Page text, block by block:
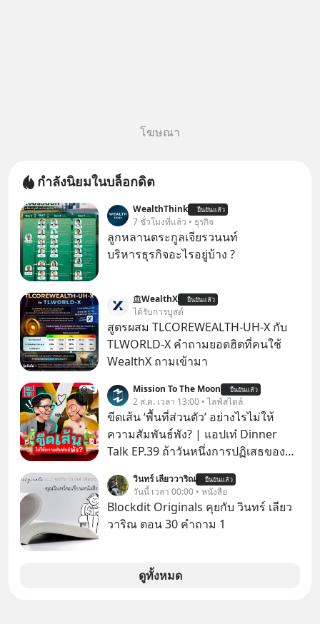
โฆษณา
กำลังนิยมในบล็อกดิต
WealthThink ยืนยันแล้ว
7 ชั่วโมงที่แล้ว • ธุรกิจ
ลูกหลานตระกูลเจียรวนนท์
บริหารธุรกิจอะไรอยู่บ้าง ?
WealthX ยืนยันแล้ว
ได้รับการบูสต์
สูตรผสม TLCOREWEALTH-UH-X กับ
TLWORLD-X คำถามยอดฮิตที่คนใช้
WealthX ถามเข้ามา
Mission To The Moon ยืนยันแล้ว
2 ส.ค. เวลา 13:00 • ไลฟ์สไตล์
ขีดเส้น ‘พื้นที่ส่วนตัว’ อย่างไรไม่ให้
ความสัมพันธ์พัง? | แอปเท๋ Dinner
Talk EP.39 ถ้าวันหนึ่งการปฏิเสธของ
ตั้งกำแพงใส่และมองว่าเราเห็นแก่ตัวทั้ง
ที่เราเองก็ไม่เคยปฏิเสธใครอย่างนี้มา
ก่อน แต่พอตั้งใจจะ ‘สร้างขอบเขต’ เพื่อ
การแอปเท๋ Dinner Talk ในวันนี้โฮสต์
ทั้ง 2 ท่าน แทป-รวิศ หาญอุตสาหะ และ
วินทร์ เลียววาริณ ยืนยันแล้ว
วันนี้ เวลา 00:00 • หนังสือ
Blockdit Originals คุยกับ วินทร์ เลียว
วาริณ ตอน 30 คำถาม 1
ดูทั้งหมด